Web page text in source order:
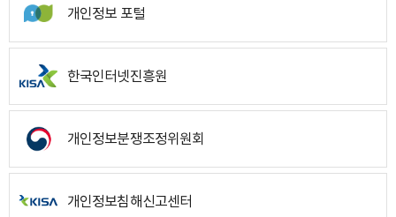
개인정보 포털
한국인터넷진흥원
개인정보분쟁조정위원회
개인정보침해신고센터